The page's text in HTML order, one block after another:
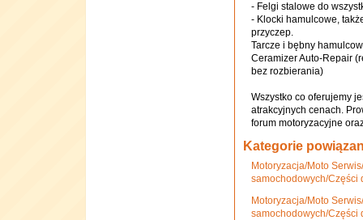
- Felgi stalowe do
- Klocki hamulcowe,
przyczep.
Tarcze i bębny
Ceramizer Auto-Repair
bez rozbierania)
Wszystko co oferujemy
atrakcyjnych cenach.
forum motoryzacyjne
Kategorie
Motoryzacja/Moto
samochodowych/Części
Motoryzacja/Moto
samochodowych/Części